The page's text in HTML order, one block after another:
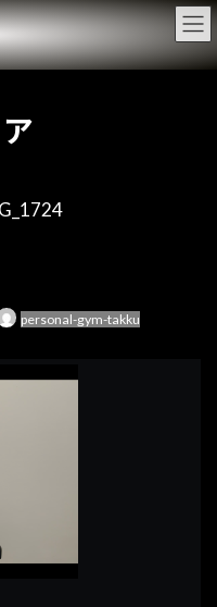
personal-gym-takku